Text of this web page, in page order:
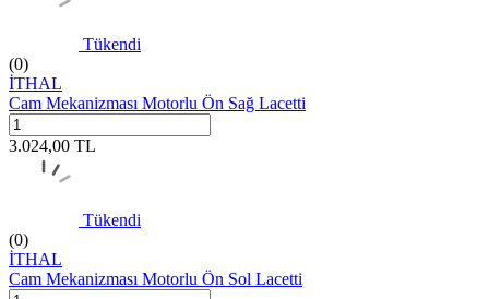
Tükendi
(0)
İTHAL
Cam Mekanizması Motorlu Ön Sağ Lacetti
3.024,00 TL
Tükendi
(0)
İTHAL
Cam Mekanizması Motorlu Ön Sol Lacetti